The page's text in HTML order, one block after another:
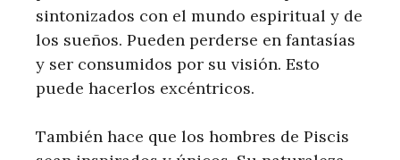
sintonizados con el mundo espiritual y de
los sueños. Pueden perderse en fantasías
y ser consumidos por su visión. Esto
puede hacerlos excéntricos.
También hace que los hombres de Piscis